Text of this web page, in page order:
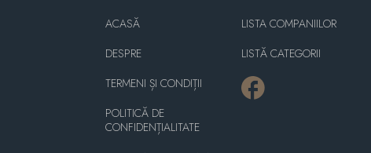
ACASĂ
DESPRE
TERMENI ȘI CONDIȚII
POLITICĂ DE
CONFIDENȚIALITATE
LISTA COMPANIILOR
LISTĂ CATEGORII